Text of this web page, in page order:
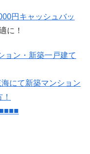
円キャッシュバッ
に！
ン・新築一戸建て
にて新築マンション